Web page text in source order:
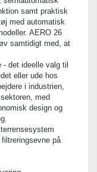
samt praktisk
med automatisk
AERO 26
samtidigt med, at
det ideelle valg til
eller ude hos
i industrien,
med
design og
på